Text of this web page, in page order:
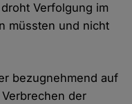
Verfolgung im
müssten und nicht
bezugnehmend auf
der